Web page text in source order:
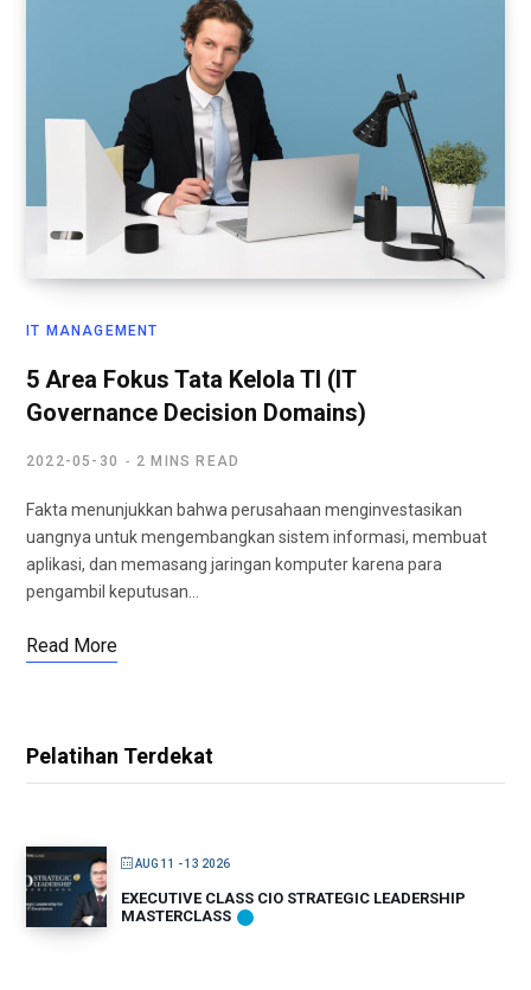
IT MANAGEMENT
5 Area Fokus Tata Kelola TI (IT
Governance Decision Domains)
2022-05-30 2 MINS READ
Fakta menunjukkan bahwa perusahaan menginvestasikan
uangnya untuk mengembangkan sistem informasi, membuat
aplikasi, dan memasang jaringan komputer karena para
pengambil keputusan…
Read More
Pelatihan Terdekat
AUG 11 - 13 2026
EXECUTIVE CLASS CIO STRATEGIC LEADERSHIP
MASTERCLASS